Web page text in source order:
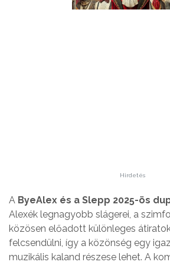
Hirdetés
A ByeAlex és a Slepp 2025-ös
Alexék legnagyobb slágerei, a
közösen előadott különleges
felcsendülni, így a közönség egy
muzikális kaland részese lehet. A